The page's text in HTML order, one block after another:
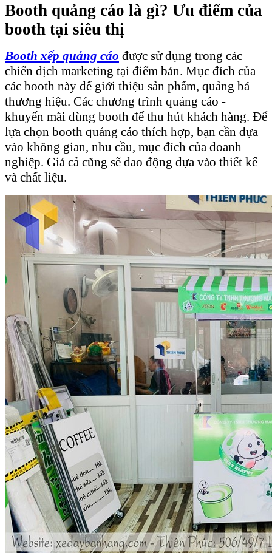
Booth quảng cáo là gì? Ưu điểm của
booth tại siêu thị
Booth xếp quảng cáo được sử dụng trong các
chiến dịch marketing tại điểm bán. Mục đích của
các booth này để giới thiệu sản phẩm, quảng bá
thương hiệu. Các chương trình quảng cáo -
khuyến mãi dùng booth để thu hút khách hàng. Để
lựa chọn booth quảng cáo thích hợp, bạn cần dựa
vào không gian, nhu cầu, mục đích của doanh
nghiệp. Giá cả cũng sẽ dao động dựa vào thiết kế
và chất liệu.